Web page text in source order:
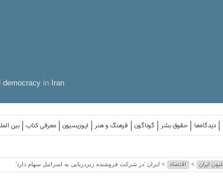
democracy in Iran
بین معرفی کتاب اپوزیسیون فرهنگ و هنر گوناگون حقوق بشر دیدگاه‌ها
ایران > اقتصاد > ایران ‘در شرکت فروشنده زیردریایی به اسرائیل سهام دارد’